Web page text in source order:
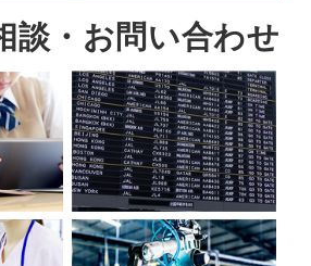
談・お問い合わせ